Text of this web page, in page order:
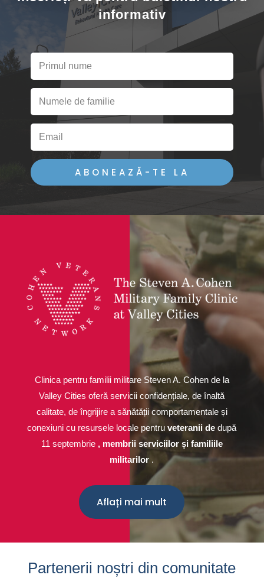
informativ
ABONEAZĂ-TE LA
Clinica pentru familii militare Steven A. Cohen de la
Valley Cities oferă servicii confidențiale, de înaltă
calitate, de îngrijire a sănătății comportamentale și
conexiuni cu resursele locale pentruveteranii dedupă
11 septembrie , membrii serviciilor și familiile
militarilor .
Aflați mai mult
Partenerii noștri din comunitate